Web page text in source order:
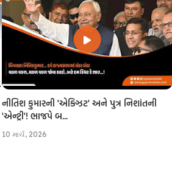
નીતિશ કુમારની 'એક્ઝિટ' અને પુત્ર નિશાંતની
'એન્ટ્રી'! ભાજપે બ...
10 માર્ચ, 2026